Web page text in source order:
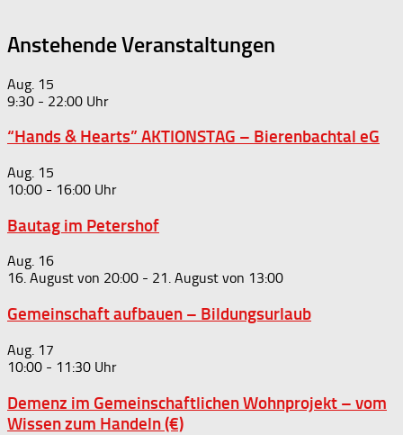
Anstehende Veranstaltungen
Aug. 15
9:30 - 22:00
“Hands & Hearts” AKTIONSTAG – Bierenbachtal eG
Aug. 15
10:00 - 16:00
Bautag im Petershof
Aug. 16
16. August von 20:00 - 21. August von 13:00
Gemeinschaft aufbauen – Bildungsurlaub
Aug. 17
10:00 - 11:30
Demenz im Gemeinschaftlichen Wohnprojekt – vom
Wissen zum Handeln (€)